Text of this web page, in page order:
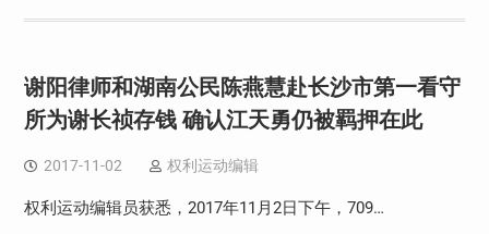
谢阳律师和湖南公民陈燕慧赴长沙市第一看守
所为谢长祯存钱 确认江天勇仍被羁押在此
2017-11-02 权利运动编辑
权利运动编辑员获悉，2017年11月2日下午，709…